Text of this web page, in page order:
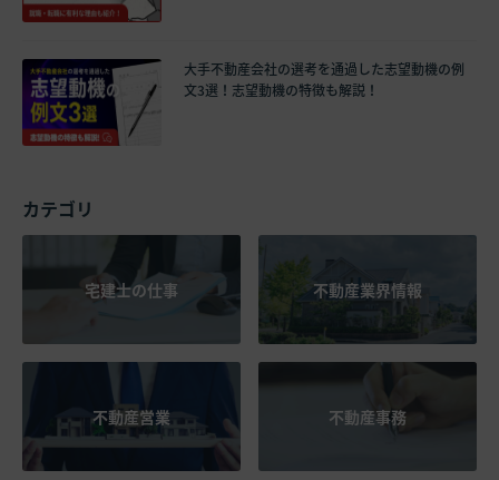
大手不動産会社の選考を通過した志望動機の例
文3選！志望動機の特徴も解説！
カテゴリ
宅建士の仕事 不動産業界情報
不動産営業 不動産事務